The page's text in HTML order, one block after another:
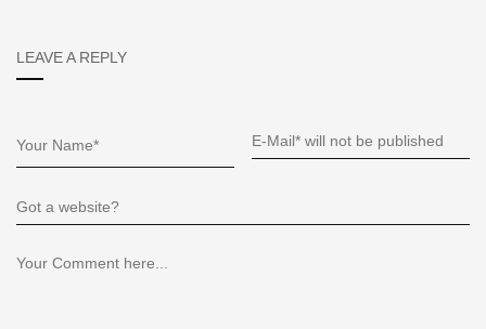
LEAVE A REPLY